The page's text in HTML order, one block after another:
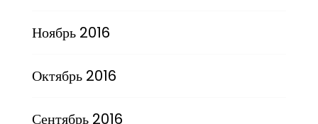
Ноябрь 2016
Октябрь 2016
Сентябрь 2016